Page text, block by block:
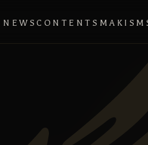
CONTENTS MAKISM